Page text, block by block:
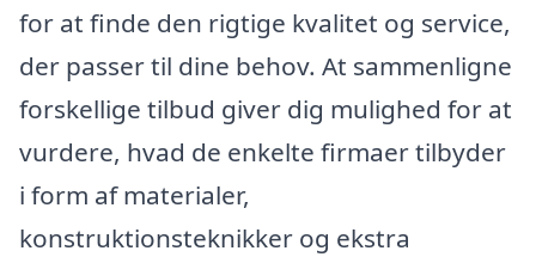
for at finde den rigtige kvalitet og service,
der passer til dine behov. At sammenligne
forskellige tilbud giver dig mulighed for at
vurdere, hvad de enkelte firmaer tilbyder
i form af materialer,
konstruktionsteknikker og ekstra